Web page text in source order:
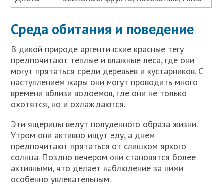
Среда обитания и поведение
В дикой природе аргентинские красные тегу
предпочитают теплые и влажные леса, где они
могут прятаться среди деревьев и кустарников. С
наступлением жары они могут проводить много
времени вблизи водоемов, где они не только
охотятся, но и охлаждаются.
Эти ящерицы ведут полуденного образа жизни.
Утром они активно ищут еду, а днем
предпочитают прятаться от слишком яркого
солнца. Поздно вечером они становятся более
активными, что делает наблюдение за ними
особенно увлекательным.